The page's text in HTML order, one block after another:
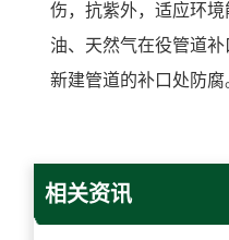
伤，抗紫外，适应环
油、天然气在役管道
新建管道的补口处防腐
相关资讯